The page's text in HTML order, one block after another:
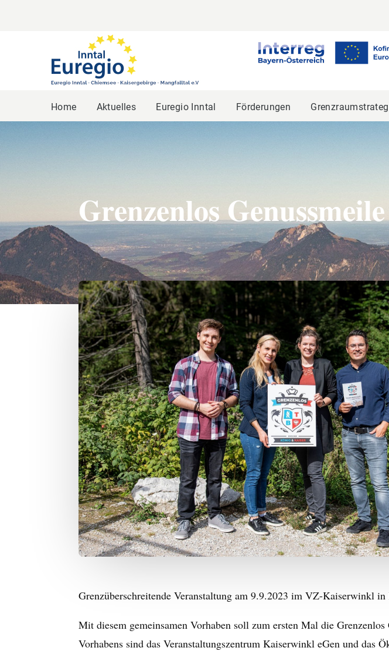
Home Aktuelles Euregio Inntal Förderungen
Grenzenlos Genussmeile
Grenzüberschreitende Veranstaltung am 9.9.2023 im VZ-Kaiserwinkl in
Mit diesem gemeinsamen Vorhaben soll zum ersten Mal die
Vorhabens sind das Veranstaltungszentrum Kaiserwinkl eGen und das